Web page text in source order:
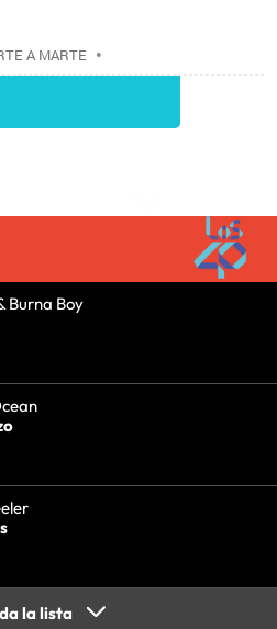
A MARTE •
MÚSICA•
•PRISA MEDIA•
•
Burna Boy
la lista